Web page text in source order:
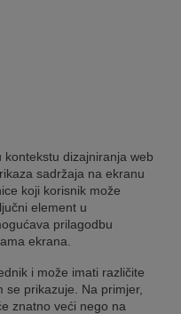
dizajniranja web
sadržaja na ekranu
koji korisnik može
element u
prilagodbu
ekrana.
i može imati različite
prikazuje. Na primjer,
znatno veći nego na